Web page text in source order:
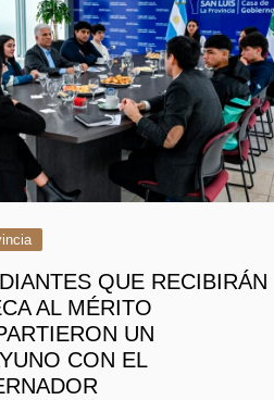
QUE RECIBIRÁN
AL MÉRITO
UN
CON EL